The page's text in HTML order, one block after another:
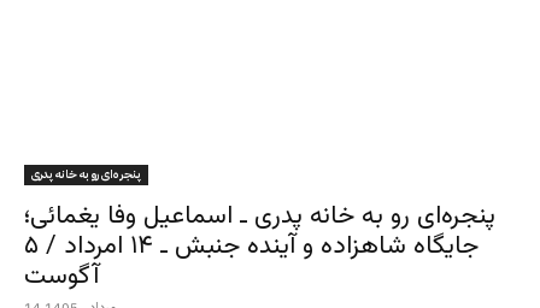
پنجره‌ای رو به خانه پدری
پنجره‌ای رو به خانه پدری ـ اسماعیل وفا یغمائی؛
جایگاه شاهزاده و آینده جنبش ـ ۱۴ امرداد / ۵
آگوست